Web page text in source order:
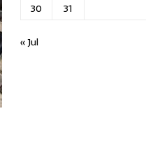
30
31
« Jul